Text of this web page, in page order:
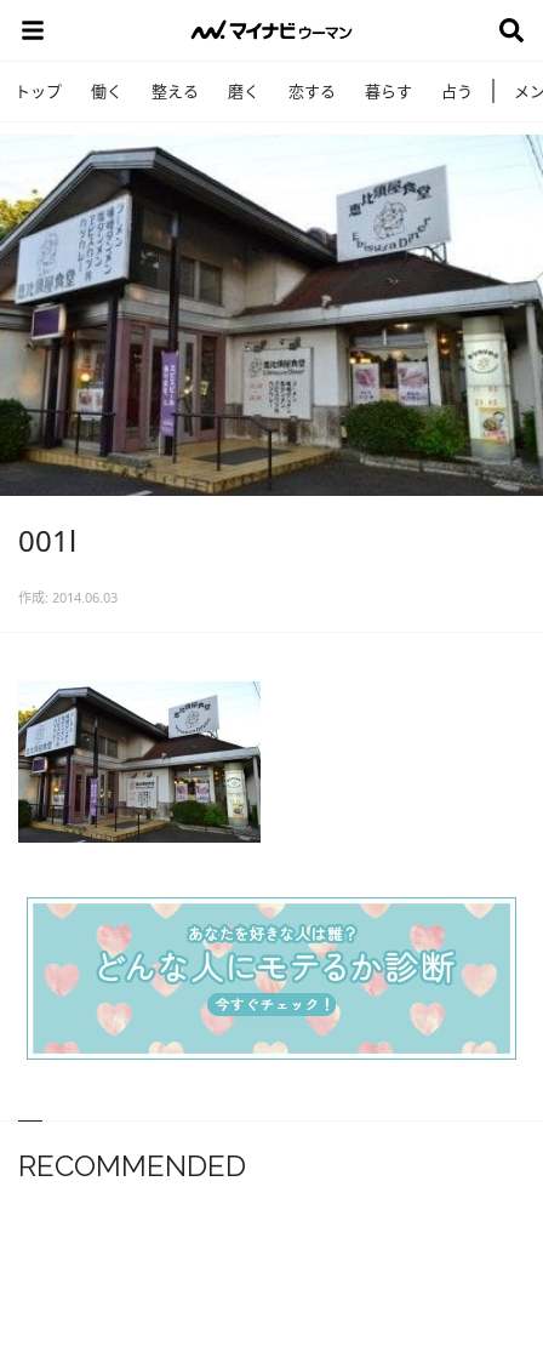
トップ 働く 整える 磨く 恋する 暮らす 占う メ
001l
作成: 2014.06.03
RECOMMENDED